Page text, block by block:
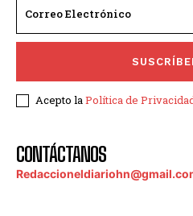
Acepto laPolítica de
CONTÁCTANOS